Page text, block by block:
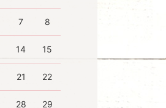
7 8
14 15
21 22
28 29